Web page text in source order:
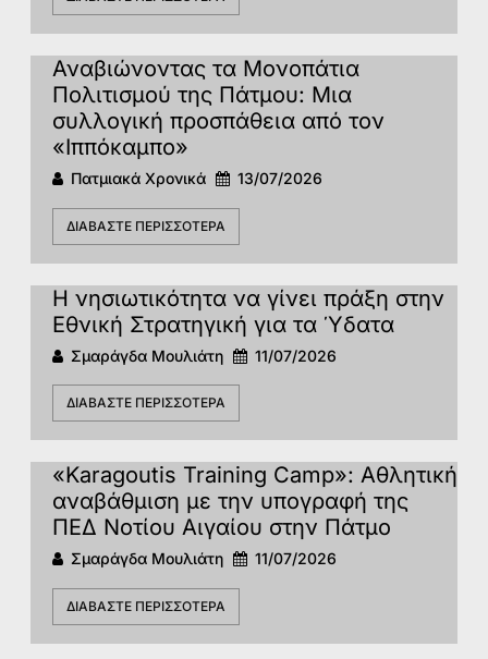
Αναβιώνοντας τα Μονοπάτια
Πολιτισμού της Πάτμου: Μια
συλλογική προσπάθεια από τον
«Ιππόκαμπο»
Πατμιακά Χρονικά 13/07/2026
ΔΙΑΒΆΣΤΕ ΠΕΡΙΣΣΌΤΕΡΑ
Η νησιωτικότητα να γίνει πράξη στην
Εθνική Στρατηγική για τα Ύδατα
Σμαράγδα Μουλιάτη 11/07/2026
ΔΙΑΒΆΣΤΕ ΠΕΡΙΣΣΌΤΕΡΑ
«Karagoutis Training Camp»: Αθλητική
αναβάθμιση με την υπογραφή της
ΠΕΔ Νοτίου Αιγαίου στην Πάτμο
Σμαράγδα Μουλιάτη 11/07/2026
ΔΙΑΒΆΣΤΕ ΠΕΡΙΣΣΌΤΕΡΑ